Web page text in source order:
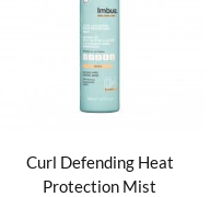
Curl Defending Heat
Protection Mist